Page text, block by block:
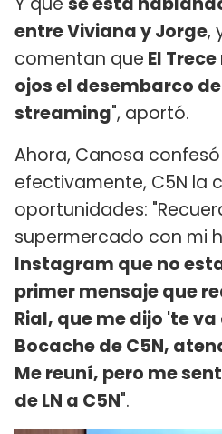
entre Viviana y Jorge,
comentan que El
ojos el desembarco
streaming", aportó.
Ahora, Canosa
efectivamente, C5N la
oportunidades:
supermercado con mi
Instagram que no
primer mensaje que
Rial, que me dijo 'te
Bocache de C5N,
Me reuní, pero me
de LN a C5N".